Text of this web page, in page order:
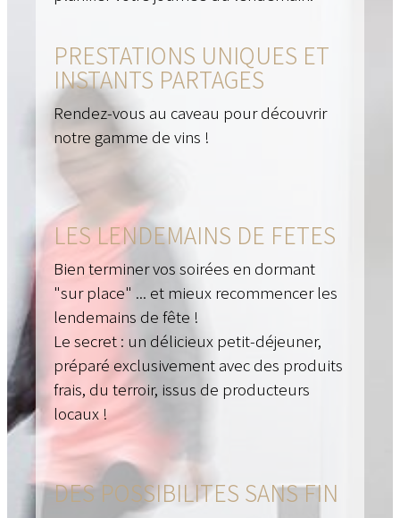
PRESTATIONS UNIQUES ET
INSTANTS PARTAGES
Rendez-vous au caveau pour découvrir
notre gamme de vins !
LES LENDEMAINS DE FETES
Bien terminer vos soirées en dormant
"sur place" ... et mieux recommencer les
lendemains de fête !
Le secret : un délicieux petit-déjeuner,
préparé exclusivement avec des produits
frais, du terroir, issus de producteurs
locaux !
DES POSSIBILITES SANS FIN